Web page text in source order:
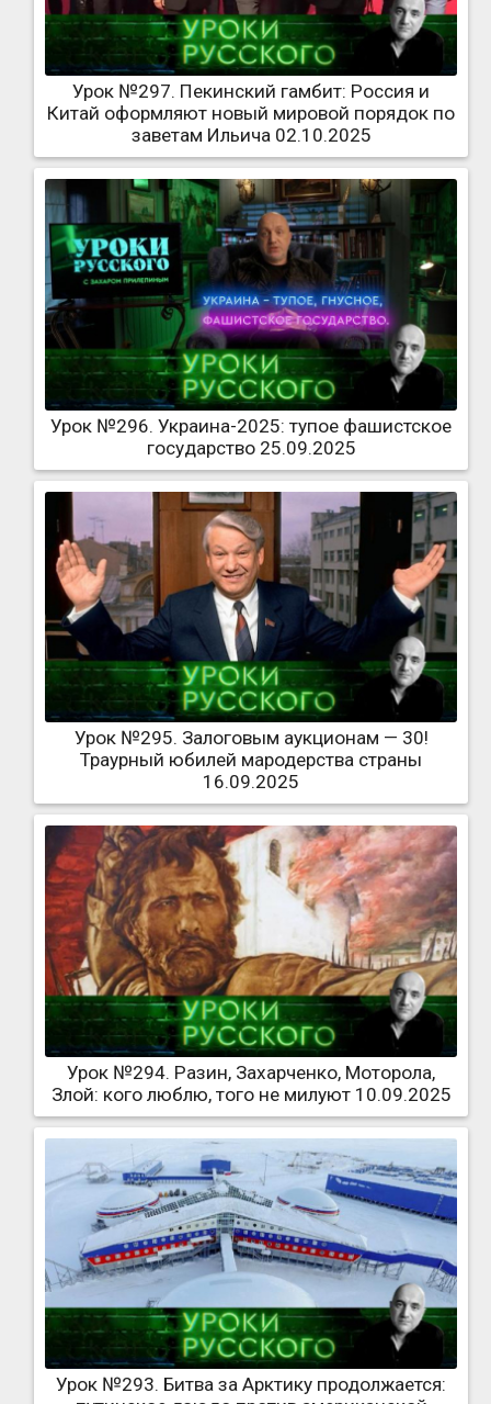
Урок №297. Пекинский гамбит: Россия и
Китай оформляют новый мировой порядок по
заветам Ильича 02.10.2025
Урок №296. Украина-2025: тупое фашистское
государство 25.09.2025
Урок №295. Залоговым аукционам — 30!
Траурный юбилей мародерства страны
16.09.2025
Урок №294. Разин, Захарченко, Моторола,
Злой: кого люблю, того не милуют 10.09.2025
Урок №293. Битва за Арктику продолжается: